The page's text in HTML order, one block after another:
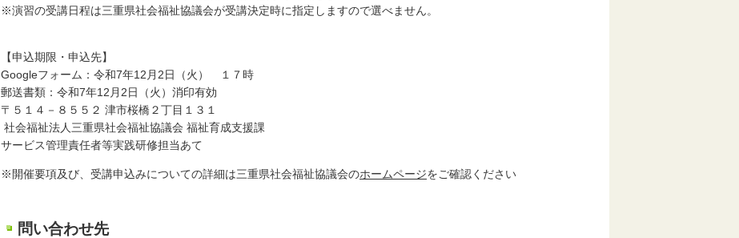
※演習の受講日程は三重県社会福祉協議会が受講決定時に指定しますので選べません。
【申込期限・申込先】
Googleフォーム：令和7年12月2日（火） １７時
郵送書類：令和7年12月2日（火）消印有効
〒５１４－８５５２ 津市桜橋２丁目１３１
社会福祉法人三重県社会福祉協議会 福祉育成支援課
サービス管理責任者等実践研修担当あて
※開催要項及び、受講申込みについての詳細は三重県社会福祉協議会のホームページをご確認ください
問い合わせ先